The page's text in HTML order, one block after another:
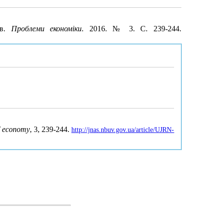
Проблеми економіки. 2016. № 3. С. 239-244.
, 3, 239-244.http://jnas.nbuv.gov.ua/article/UJRN-